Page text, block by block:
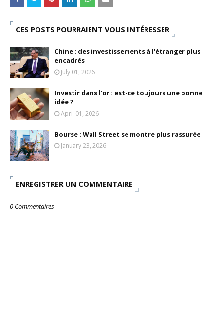
CES POSTS POURRAIENT VOUS INTÉRESSER
Chine : des investissements à l'étranger plus
encadrés
July 01, 2026
Investir dans l'or : est-ce toujours une bonne
idée ?
April 01, 2026
Bourse : Wall Street se montre plus rassurée
January 23, 2026
ENREGISTRER UN COMMENTAIRE
0 Commentaires